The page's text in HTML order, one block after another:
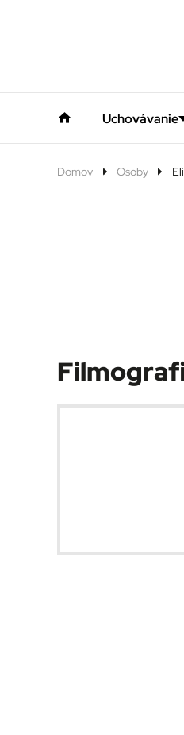
Uchovávanie
Domov Osoby